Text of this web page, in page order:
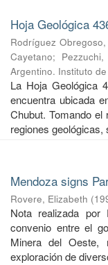
Hoja Geológica
Rodríguez
Cayetano;
Argentino. Instituto
La Hoja Geológica
encuentra ubicada
Chubut. Tomando
regiones geológicas,
Mendoza signs
Rovere, Elizabeth (
Nota realizada
convenio entre el
Minera del
exploración de